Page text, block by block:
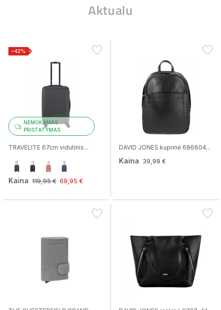
Aktualu
−42%
NEMOKAMAS
PRISTATYMAS
TRAVELITE 67cm vidutinis...
Kaina 119,95 € 69,95 €
DAVID JONES kuprinė 686604...
Kaina 39,99 €